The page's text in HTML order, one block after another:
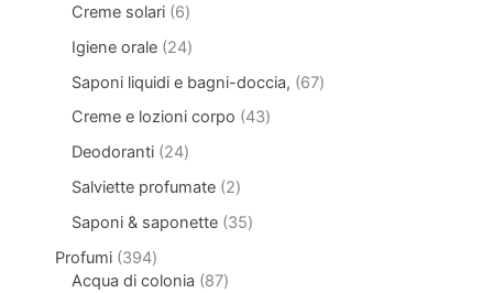
Creme solari 6
Igiene orale 24
Saponi liquidi e bagni-doccia,
67
Creme e lozioni corpo
43
Deodoranti 24
Salviette profumate 2
Saponi & saponette 35
Profumi 394
Acqua di colonia
87